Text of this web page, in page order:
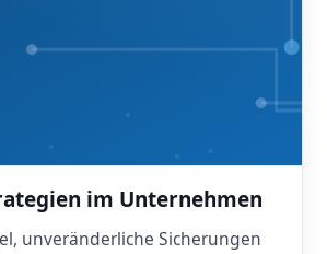
im Unternehmen
unveränderliche Sicherungen